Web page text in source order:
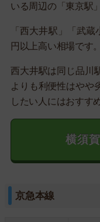
いる周辺の「東京駅
「西大井駅」「武
円以上高い相場です。
西大井駅は同じ品川
よりも利便性はやや
したい人にはおすす
横須
京急本線